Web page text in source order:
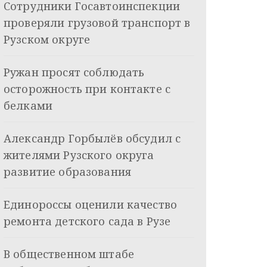
Сотрудники Госавтоинспекции
проверяли грузовой транспорт в
Рузском округе
Ружан просят соблюдать
осторожность при контакте с
белками
Александр Горбылёв обсудил с
жителями Рузского округа
развитие образования
Единороссы оценили качество
ремонта детского сада в Рузе
В общественном штабе